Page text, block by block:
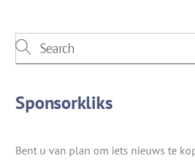
Sponsorkliks
Bent u van plan om iets nieuws te